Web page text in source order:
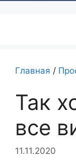
Главная /
Так
все
11.11.2020